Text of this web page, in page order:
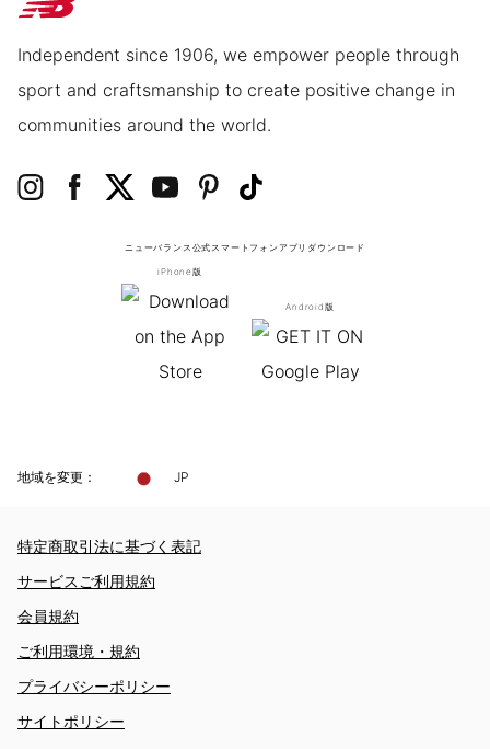
Independent since 1906, we empower people through
sport and craftsmanship to create positive change in
communities around the world.
ニューバランス公式スマートフォンアプリ ダウンロード
iPhone版
Android版
地域を変更： JP
特定商取引法に基づく表記
サービスご利用規約
会員規約
ご利用環境・規約
プライバシーポリシー
サイトポリシー